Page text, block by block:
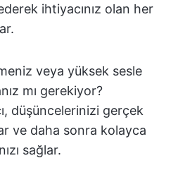
ihtiyacınız olan her
veya yüksek sesle
mı gerekiyor?
düşüncelerinizi gerçek
ve daha sonra kolayca
sağlar.